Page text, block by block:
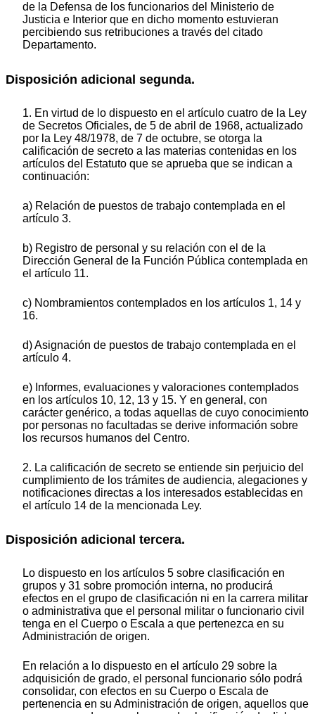
de la Defensa de los funcionarios del Ministerio de
Justicia e Interior que en dicho momento estuvieran
percibiendo sus retribuciones a través del citado
Departamento.
Disposición adicional segunda.
1. En virtud de lo dispuesto en el artículo cuatro de la Ley
de Secretos Oficiales, de 5 de abril de 1968, actualizado
por la Ley 48/1978, de 7 de octubre, se otorga la
calificación de secreto a las materias contenidas en los
artículos del Estatuto que se aprueba que se indican a
continuación:
a) Relación de puestos de trabajo contemplada en el
artículo 3.
b) Registro de personal y su relación con el de la
Dirección General de la Función Pública contemplada en
el artículo 11.
c) Nombramientos contemplados en los artículos 1, 14 y
16.
d) Asignación de puestos de trabajo contemplada en el
artículo 4.
e) Informes, evaluaciones y valoraciones contemplados
en los artículos 10, 12, 13 y 15. Y en general, con
carácter genérico, a todas aquellas de cuyo conocimiento
por personas no facultadas se derive información sobre
los recursos humanos del Centro.
2. La calificación de secreto se entiende sin perjuicio del
cumplimiento de los trámites de audiencia, alegaciones y
notificaciones directas a los interesados establecidas en
el artículo 14 de la mencionada Ley.
Disposición adicional tercera.
Lo dispuesto en los artículos 5 sobre clasificación en
grupos y 31 sobre promoción interna, no producirá
efectos en el grupo de clasificación ni en la carrera militar
o administrativa que el personal militar o funcionario civil
tenga en el Cuerpo o Escala a que pertenezca en su
Administración de origen.
En relación a lo dispuesto en el artículo 29 sobre la
adquisición de grado, el personal funcionario sólo podrá
consolidar, con efectos en su Cuerpo o Escala de
pertenencia en su Administración de origen, aquellos que